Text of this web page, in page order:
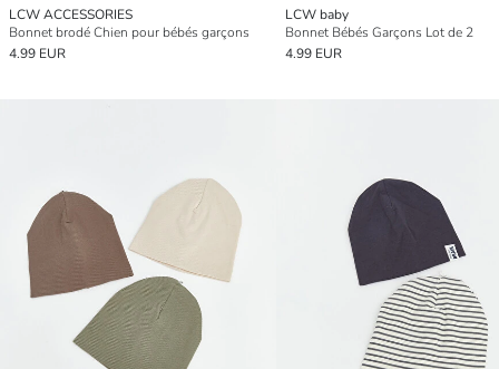
LCW ACCESSORIES
Bonnet brodé Chien pour bébés garçons
4.99 EUR
LCW baby
Bonnet Bébés Garçons Lot de 2
4.99 EUR